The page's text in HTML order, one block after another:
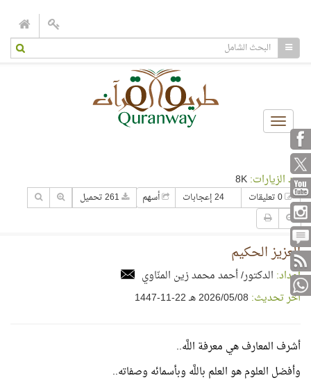
Toggle
navigation
عدد الزيارات:
24 إعجابات أسهم
العزيز الحكيم
إعداد: الدكتور/ أحمد محمد زين المنّاوي
آخر تحديث: 08‏/05‏/2026 هـ 22-11-1447
أشرف المعارف هي معرفة اللَّه..
وأفضل العلوم هو العلم باللَّه وبأسمائه وصفاته..